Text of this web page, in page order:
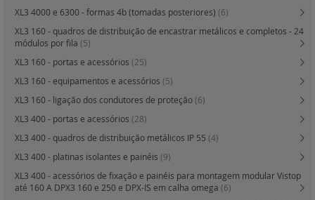
XL3 4000 e 6300 - formas 4b (tomadas posteriores) (6)
XL3 160 - quadros de distribuição de encastrar metálicos e completos - 24
módulos por fila (5)
XL3 160 - portas e acessórios (25)
XL3 160 - equipamentos e acessórios (5)
XL3 160 - ligação dos condutores de proteção(6)
XL3 400 - portas e acessórios (28)
XL3 400 - quadros de distribuição metálicos IP 55 (4)
XL3 400 - platinas isolantes e painéis (9)
XL3 400 - acessórios de fixação e painéis para montagem modular Vistop
até 160 A DPX3 160 e 250 e DPX-IS em calha omega (6)